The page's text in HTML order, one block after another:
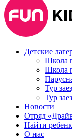
Детские
Школа
Школа
Тур
Тур
Новости
Отряд
Найти
О нас